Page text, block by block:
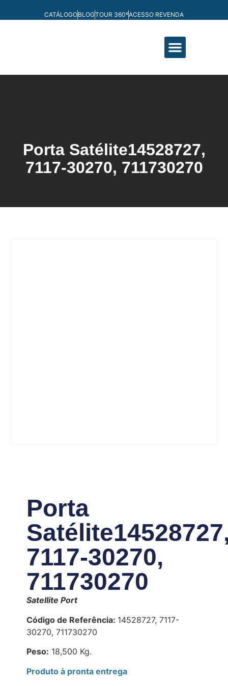
CATÁLOGOBLOGTOUR 360ºACESSO REVENDA
Porta Satélite14528727,
7117-30270, 711730270
Porta
Satélite
7117-30270,
711730270
Satellite Port
Código de Referência: 14528727, 7117-
30270, 711730270
Peso: 18,500 Kg.
Produto à pronta entrega